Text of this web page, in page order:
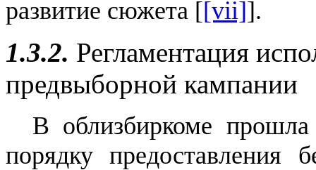
развитие сюжета [[vii]].
1.3.2. Регламентация
предвыборной кампании
В облизбиркоме
порядку предоставления